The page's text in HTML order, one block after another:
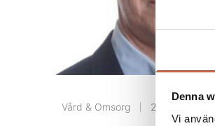
Denna
Vi
Vård & Omsorg 2026-07-02